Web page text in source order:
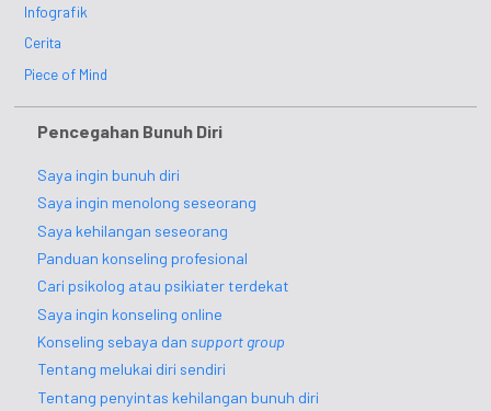
Infografik
Cerita
Piece of Mind
Pencegahan Bunuh Diri
Saya ingin bunuh diri
Saya ingin menolong seseorang
Saya kehilangan seseorang
Panduan konseling profesional
Cari psikolog atau psikiater terdekat
Saya ingin konseling online
Konseling sebaya dansupport group
Tentang melukai diri sendiri
Tentang penyintas kehilangan bunuh diri